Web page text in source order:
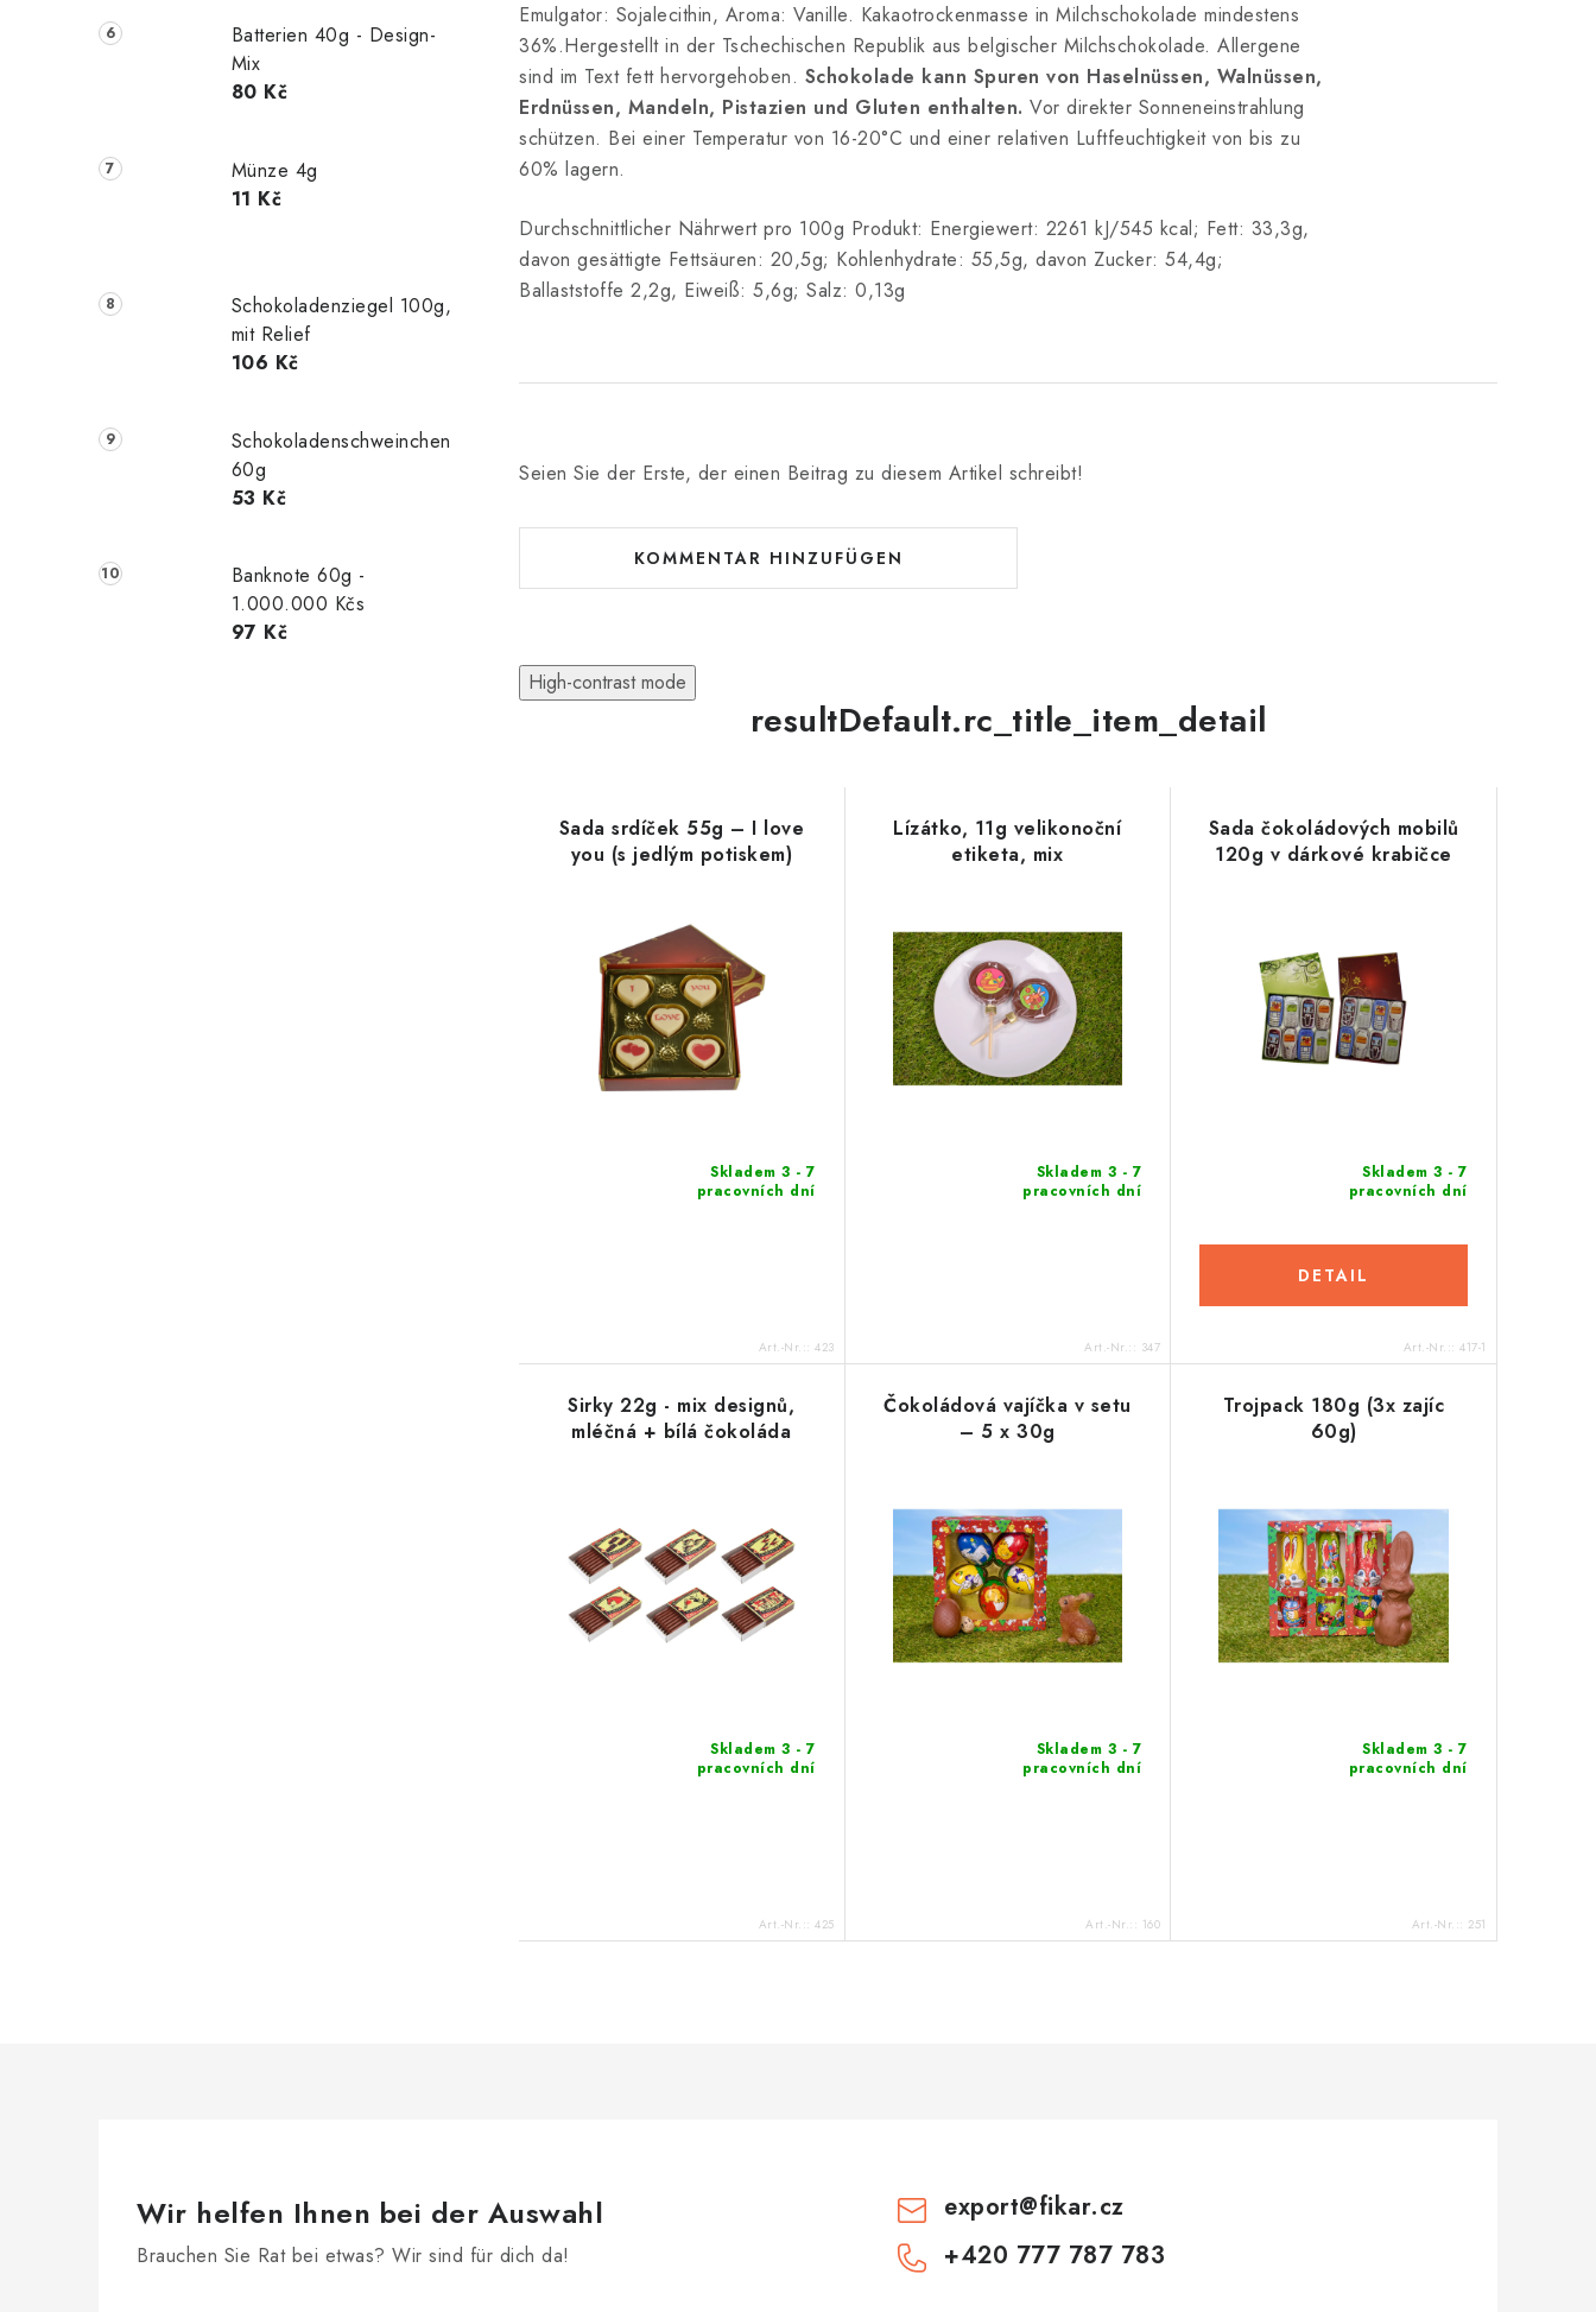
Batterien 40g - Design-
Mix
80 Kč
Münze 4g
11 Kč
Schokoladenziegel 100g,
mit Relief
106 Kč
Schokoladenschweinchen
60g
53 Kč
Banknote 60g -
1.000.000 Kčs
97 Kč
Emulgator: Sojalecithin, Aroma: Vanille. Kakaotrockenmasse in Milchschokolade mindestens
36%.Hergestellt in der Tschechischen Republik aus belgischer Milchschokolade. Allergene
sind im Text fett hervorgehoben. Schokolade kann Spuren von Haselnüssen, Walnüssen,
Erdnüssen, Mandeln, Pistazien und Gluten enthalten. Vor direkter Sonneneinstrahlung
schützen. Bei einer Temperatur von 16-20°C und einer relativen Luftfeuchtigkeit von bis zu
60% lagern.
Durchschnittlicher Nährwert pro 100g Produkt: Energiewert: 2261 kJ/545 kcal; Fett: 33,3g,
davon gesättigte Fettsäuren: 20,5g; Kohlenhydrate: 55,5g, davon Zucker: 54,4g;
Ballaststoffe 2,2g, Eiweiß: 5,6g; Salz: 0,13g
Seien Sie der Erste, der einen Beitrag zu diesem Artikel schreibt!
KOMMENTAR HINZUFÜGEN
High-contrast mode
resultDefault.rc_title_item_detail
Sada srdíček 55g – I love
you (s jedlým potiskem)
Skladem 3 - 7
pracovních dní
Art.-Nr.::423
Lízátko, 11g velikonoční
etiketa, mix
Skladem 3 - 7
pracovních dní
Art.-Nr.:: 347
Sada čokoládových mobilů
120g v dárkové krabičce
Skladem 3 - 7
pracovních dní
DETAIL
Art.-Nr.::417-1
Sirky 22g - mix designů,
mléčná + bílá čokoláda
Skladem 3 - 7
pracovních dní
Art.-Nr.::425
Čokoládová vajíčka v setu
– 5 x 30g
Skladem 3 - 7
pracovních dní
Art.-Nr.:: 160
Trojpack 180g (3x zajíc
60g)
Skladem 3 - 7
pracovních dní
Art.-Nr.:: 251
Wir helfen Ihnen bei der Auswahl
Brauchen Sie Rat bei etwas? Wir sind für dich da!
export@fikar.cz
+420 777 787 783